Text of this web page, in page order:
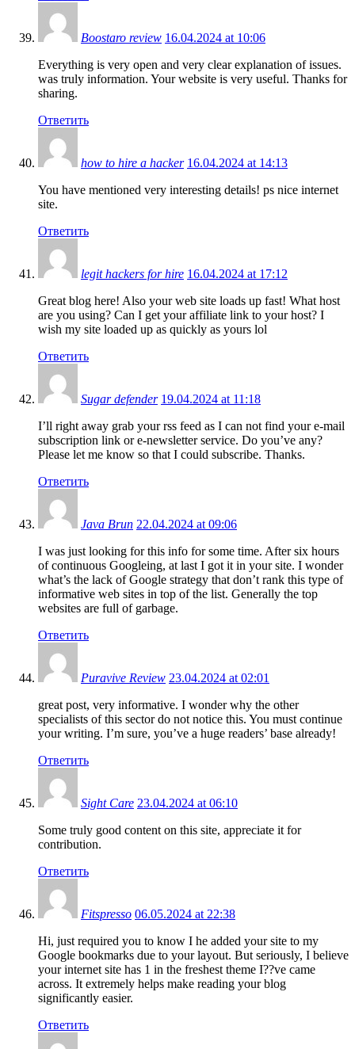
Boostaro review 16.04.2024 at 10:06
Everything is very open and very clear explanation of issues.
was truly information. Your website is very useful. Thanks for
sharing.
Ответить
how to hire a hacker 16.04.2024 at 14:13
You have mentioned very interesting details! ps nice internet
site.
Ответить
legit hackers for hire 16.04.2024 at 17:12
Great blog here! Also your web site loads up fast! What host
are you using? Can I get your affiliate link to your host? I
wish my site loaded up as quickly as yours lol
Ответить
Sugar defender 19.04.2024 at 11:18
I’ll right away grab your rss feed as I can not find your e-mail
subscription link or e-newsletter service. Do you’ve any?
Please let me know so that I could subscribe. Thanks.
Ответить
Java Brun 22.04.2024 at 09:06
I was just looking for this info for some time. After six hours
of continuous Googleing, at last I got it in your site. I wonder
what’s the lack of Google strategy that don’t rank this type of
informative web sites in top of the list. Generally the top
websites are full of garbage.
Ответить
Puravive Review 23.04.2024 at 02:01
great post, very informative. I wonder why the other
specialists of this sector do not notice this. You must continue
your writing. I’m sure, you’ve a huge readers’ base already!
Ответить
Sight Care 23.04.2024 at 06:10
Some truly good content on this site, appreciate it for
contribution.
Ответить
Fitspresso 06.05.2024 at 22:38
Hi, just required you to know I he added your site to my
Google bookmarks due to your layout. But seriously, I believe
your internet site has 1 in the freshest theme I??ve came
across. It extremely helps make reading your blog
significantly easier.
Ответить